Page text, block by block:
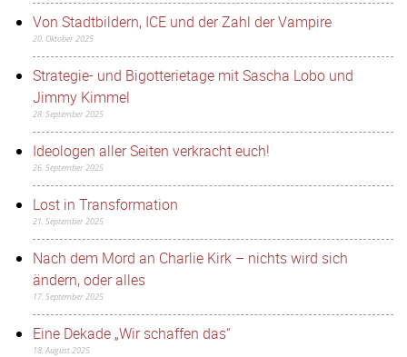
Von Stadtbildern, ICE und der Zahl der Vampire
20. Oktober 2025
Strategie- und Bigotterietage mit Sascha Lobo und
Jimmy Kimmel
28. September 2025
Ideologen aller Seiten verkracht euch!
26. September 2025
Lost in Transformation
21. September 2025
Nach dem Mord an Charlie Kirk – nichts wird sich
ändern, oder alles
17. September 2025
Eine Dekade „Wir schaffen das“
18. August 2025